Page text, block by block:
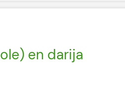
en darija